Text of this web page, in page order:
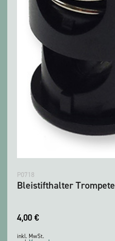
P0718
Bleistifthalter
4,00 €
inkl. MwSt.